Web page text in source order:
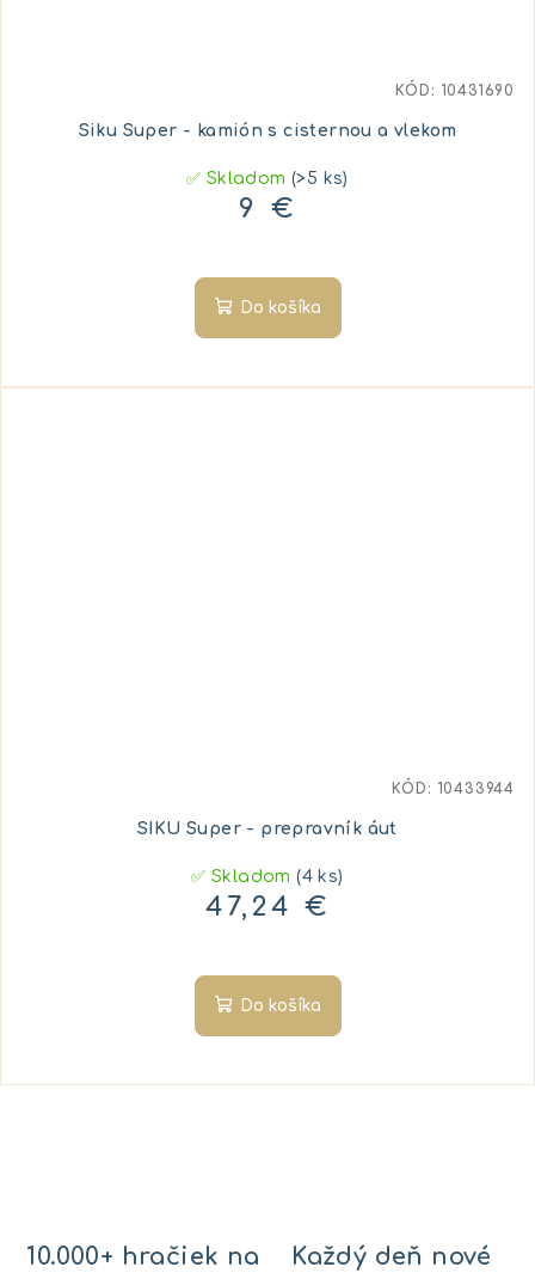
Siku Super - kamión s cisternou a vlekom
✅ Skladom(>5 ks)
9 €
Do košíka
KÓD: 10431690
SIKU Super - prepravník áut
✅ Skladom(4 ks)
47,24 €
Do košíka
KÓD: 10433944
10.000+ hračiek na
Každý deň nové